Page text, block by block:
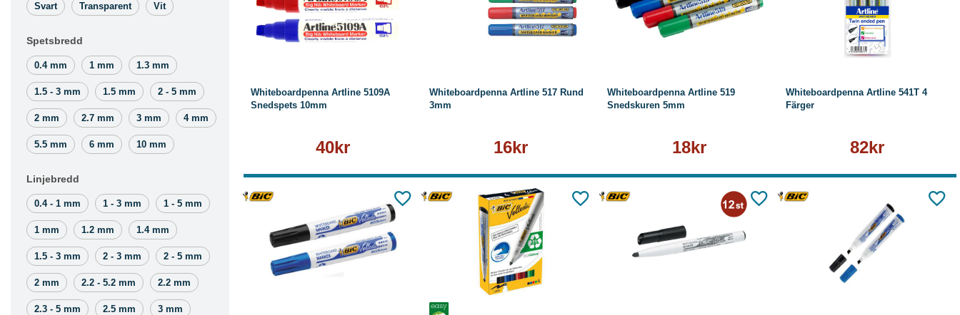
Svart Transparent Vit
Spetsbredd
0.4 mm 1 mm 1.3 mm
1.5 - 3 mm 1.5 mm 2 - 5 mm
2 mm 2.7 mm 3 mm 4 mm
5.5 mm 6 mm 10 mm
Linjebredd
0.4 - 1 mm 1 - 3 mm 1 - 5 mm
1 mm 1.2 mm 1.4 mm
1.5 - 3 mm 2 - 3 mm 2 - 5 mm
2 mm 2.2 - 5.2 mm 2.2 mm
2.3 - 5 mm 2.5 mm 3 mm
Whiteboardpenna Artline 5109A
Snedspets 10mm
40kr
Läs mer
Whiteboardpenna Artline 517 Rund
3mm
16kr
Läs mer
Whiteboardpenna Artline 519
Snedskuren 5mm
18kr
Läs mer
Whiteboardpenna Artline 541T 4
Färger
82kr
Läs mer Läs mer